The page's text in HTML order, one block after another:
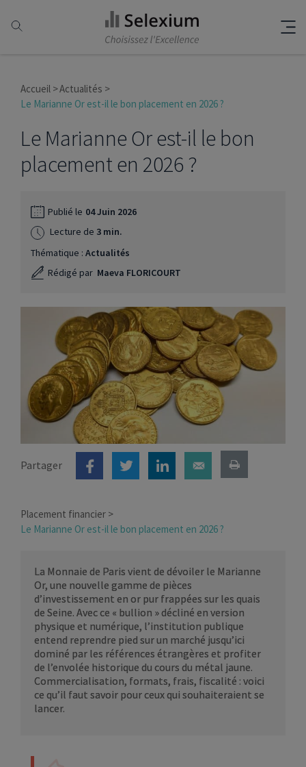
Accueil
Actualités
Le Marianne Or est-il le bon placement en 2026 ?
Le Marianne Or est-il le bon
placement en 2026 ?
Publié le 04 Juin 2026
Lecture de 3 min.
Thématique : Actualités
Rédigé par Maeva FLORICOURT
Partager
Placement financier
Le Marianne Or est-il le bon placement en 2026 ?
La Monnaie de Paris vient de dévoiler le Marianne
Or, une nouvelle gamme de pièces
d’investissement en or pur frappées sur les quais
de Seine. Avec ce « bullion » décliné en version
physique et numérique, l’institution publique
entend reprendre pied sur un marché jusqu’ici
dominé par les références étrangères et profiter
de l’envolée historique du cours du métal jaune.
Commercialisation, formats, frais, fiscalité : voici
ce qu’il faut savoir pour ceux qui souhaiteraient se
lancer.